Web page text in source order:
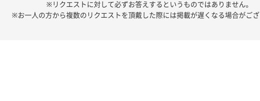
※リクエストに対して必ずお答えするというものではありません。
※お一人の方から複数のリクエストを頂戴した際には掲載が遅くなる場合がご